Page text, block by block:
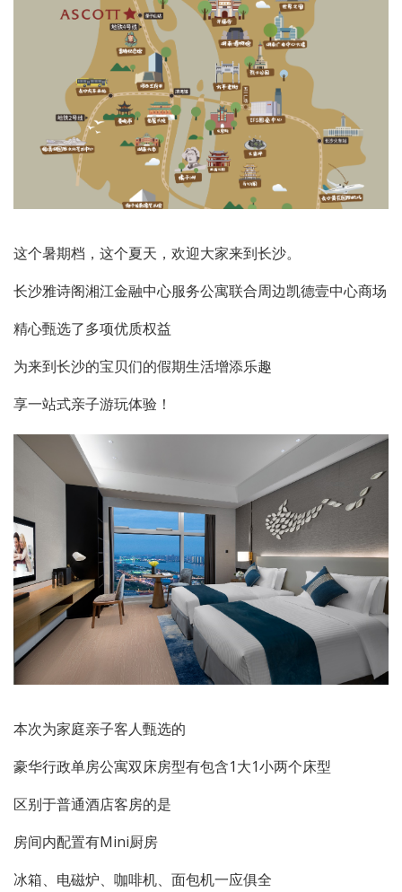
这个暑期档，这个夏天，欢迎大家来到长沙。
长沙雅诗阁湘江金融中心服务公寓联合周边凯德壹中心商场
精心甄选了多项优质权益
为来到长沙的宝贝们的假期生活增添乐趣
享一站式亲子游玩体验！
本次为家庭亲子客人甄选的
豪华行政单房公寓双床房型有包含1大1小两个床型
区别于普通酒店客房的是
房间内配置有Mini厨房
冰箱、电磁炉、咖啡机、面包机一应俱全